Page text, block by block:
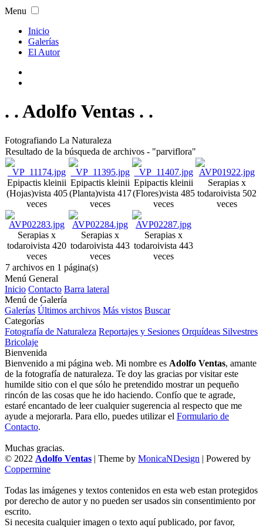
Menu
Inicio
Galerías
El Autor
. . Adolfo Ventas . .
Fotografiando La Naturaleza
Resultado de la búsqueda de archivos - "parviflora"
Epipactis kleinii
(Hojas)vista 405
veces
Epipactis kleinii
(Planta)vista 417
veces
Epipactis kleinii
(Flores)vista 485
veces
Serapias x
todaroivista 502
veces
Serapias x
todaroivista 420
veces
Serapias x
todaroivista 443
veces
Serapias x
todaroivista 443
veces
7 archivos en 1 página(s)
Menú General
Inicio Contacto Barra lateral
Menú de Galería
Galerías Últimos archivos Más vistos Buscar
Categorías
Fotografía de Naturaleza Reportajes y Sesiones Orquídeas Silvestres
Bricolaje
Bienvenida
Bienvenido a mi página web. Mi nombre es Adolfo Ventas, amante
de la fotografía de naturaleza. Te doy las gracias por visitar este
humilde sitio con el que sólo he pretendido mostrar un pequeño
rincón de las cosas que he ido haciendo. Confío que te agrade,
estaré encantado de leer cualquier sugerencia al respecto que me
ayude a mejorarla. Para ello, puedes utilizar el Formulario de
Contacto.
Muchas gracias.
© 2022 Adolfo Ventas | Theme by MonicaNDesign | Powered by
Coppermine
Todas las imágenes y textos contenidos en esta web estan protegidos
por derecho de autor y no pueden ser usados sin consentimiento por
escrito.
Si necesita cualquier imagen o texto aquí publicado, por favor,